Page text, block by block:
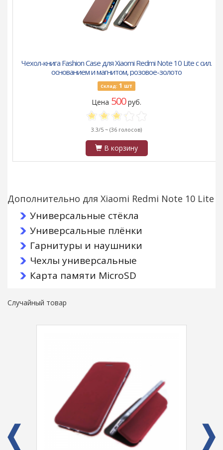
Чехол-книга Fashion Case для Xiaomi Redmi Note 10 Lite с сил.
основанием и магнитом, розовое-золото
Склад: 1 шт
Цена 500руб.
3.3/5 ~ (36 голосов)
В корзину
Дополнительно для Xiaomi Redmi Note 10 Lite
Универсальные стёкла
Универсальные плёнки
Гарнитуры и наушники
Чехлы универсальные
Карта памяти MicroSD
Случайный товар